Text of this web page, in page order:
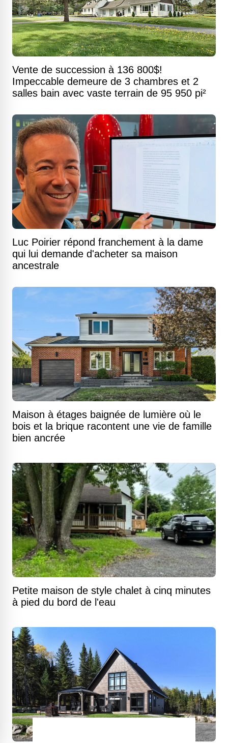
Vente de succession à 136 800$!
Impeccable demeure de 3 chambres et 2
salles bain avec vaste terrain de 95 950 pi²
Luc Poirier répond franchement à la dame
qui lui demande d'acheter sa maison
ancestrale
Maison à étages baignée de lumière où le
bois et la brique racontent une vie de famille
bien ancrée
Petite maison de style chalet à cinq minutes
à pied du bord de l'eau